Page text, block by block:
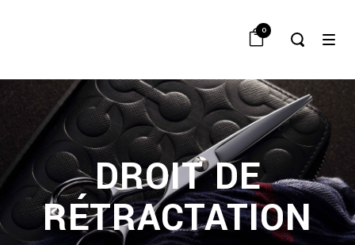
0
DROIT DE
RÉTRACTATION